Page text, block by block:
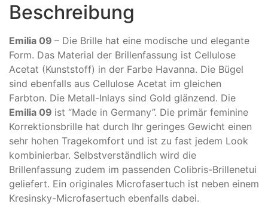
Beschreibung
Emilia 09 – Die Brille hat eine modische und elegante
Form. Das Material der Brillenfassung ist Cellulose
Acetat (Kunststoff) in der Farbe Havanna. Die Bügel
sind ebenfalls aus Cellulose Acetat im gleichen
Farbton. Die Metall-Inlays sind Gold glänzend. Die
Emilia 09 ist “Made in Germany”. Die primär feminine
Korrektionsbrille hat durch Ihr geringes Gewicht einen
sehr hohen Tragekomfort und ist zu fast jedem Look
kombinierbar. Selbstverständlich wird die
Brillenfassung zudem im passenden Colibris-Brillenetui
geliefert. Ein originales Microfasertuch ist neben einem
Kresinsky-Microfasertuch ebenfalls dabei.